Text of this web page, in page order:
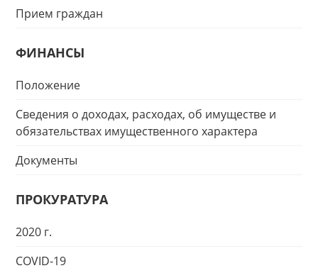
Прием граждан
ФИНАНСЫ
Положение
Сведения о доходах, расходах, об имуществе и
обязательствах имущественного характера
Документы
ПРОКУРАТУРА
2020 г.
COVID-19